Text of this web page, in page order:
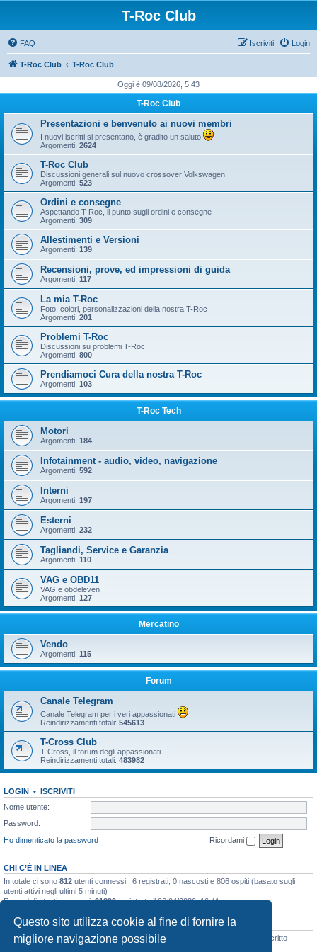
Questo sito utilizza cookie al fine di fornire la
migliore navigazione possibile
T-Roc Club
FAQ Login
Iscriviti
T-Roc Club T-Roc Club
Oggi è 09/08/2026, 5:43
T-Roc Club
Presentazioni e benvenuto ai nuovi membri
I nuovi iscritti si presentano, è gradito un saluto
Argomenti: 2624
T-Roc Club
Discussioni generali sul nuovo crossover Volkswagen
Argomenti: 523
Ordini e consegne
Aspettando T-Roc, il punto sugli ordini e consegne
Argomenti: 309
Allestimenti e Versioni
Argomenti: 139
Recensioni, prove, ed impressioni di guida
Argomenti: 117
La mia T-Roc
Foto, colori, personalizzazioni della nostra T-Roc
Argomenti: 201
Problemi T-Roc
Discussioni su problemi T-Roc
Argomenti: 800
Prendiamoci Cura della nostra T-Roc
Argomenti: 103
T-Roc Tech
Motori
Argomenti: 184
Infotainment - audio, video, navigazione
Argomenti: 592
Interni
Argomenti: 197
Esterni
Argomenti: 232
Tagliandi, Service e Garanzia
Argomenti: 110
VAG e OBD11
VAG e obdeleven
Argomenti: 127
Mercatino
Vendo
Argomenti: 115
Forum
Canale Telegram
Canale Telegram per i veri appassionati
Reindirizzamenti totali: 545613
T-Cross Club
T-Cross, il forum degli appassionati
Reindirizzamenti totali: 483982
LOGIN • ISCRIVITI
Nome utente:
Password:
Ho dimenticato la password
Ricordami
CHI C’È IN LINEA
In totale ci sono 812 utenti connessi : 6 registrati, 0 nascosti e 806 ospiti (basato sugli
utenti attivi negli ultimi 5 minuti)
Record di utenti connessi:21899registrato il 06/04/2026, 16:41
STATISTICHE
Totale messaggi48133• Totale argomenti 3073• Totale iscritti
• Ultimo iscritto
simo.giagnorio